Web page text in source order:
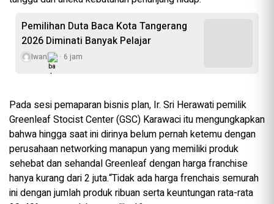
Pemilihan Duta Baca Kota Tangerang
2026 Diminati Banyak Pelajar
Iwan 6 jam
Pada sesi pemaparan bisnis plan, Ir. Sri Herawati pemilik
Greenleaf Stocist Center (GSC) Karawaci itu mengungkapkan
bahwa hingga saat ini dirinya belum pernah ketemu dengan
perusahaan networking manapun yang memiliki produk
sehebat dan sehandal Greenleaf dengan harga franchise
hanya kurang dari 2 juta.“Tidak ada harga frenchais semurah
ini dengan jumlah produk ribuan serta keuntungan rata-rata